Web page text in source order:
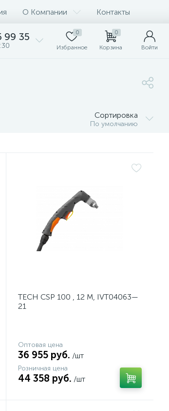
О Компании Контакты
99 35 0
Избранное
0
Корзина Войти
Сортировка
По умолчанию
TECH CSP 100 , 12 М, IVT04063—
21
Оптовая цена
36 955 руб. /шт
Розничная цена
44 358 руб. /шт